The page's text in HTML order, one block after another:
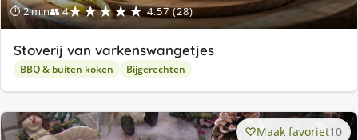
⏱ 2 min👥 4★★★★★ 4.57 (28)
Stoverij van varkenswangetjes
BBQ & buiten koken Bijgerechten
Maak favoriet10